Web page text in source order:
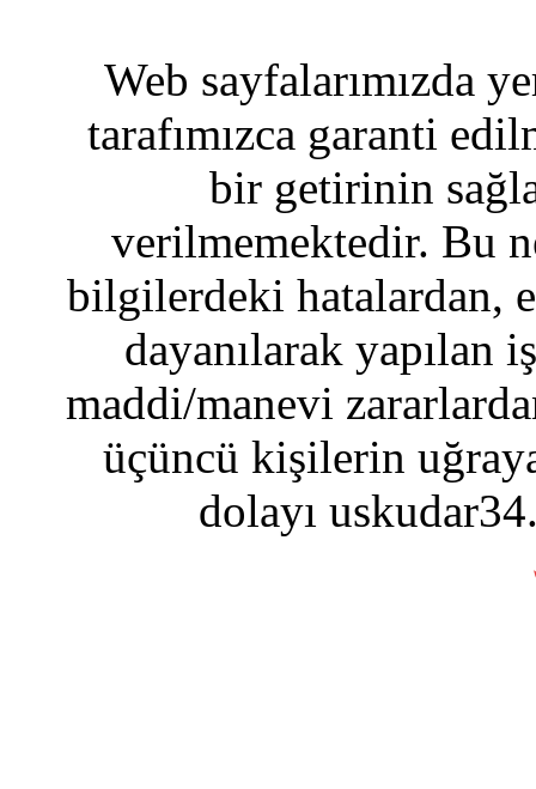
Web sayfalarımızda
tarafımızca garanti
bir getirinin
verilmemektedir. Bu
bilgilerdeki hatalardan,
dayanılarak yapılan
maddi/manevi
üçüncü kişilerin
dolayı